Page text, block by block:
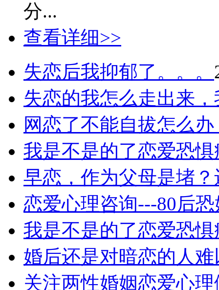
分...
查看详细>>
失恋后我抑郁了。。。
失恋的我怎么走出来
网恋了不能自拔怎么办
我是不是的了恋爱恐惧
早恋，作为父母是堵
恋爱心理咨询---80后
我是不是的了恋爱恐惧
婚后还是对暗恋的人
关注两性婚姻恋爱心